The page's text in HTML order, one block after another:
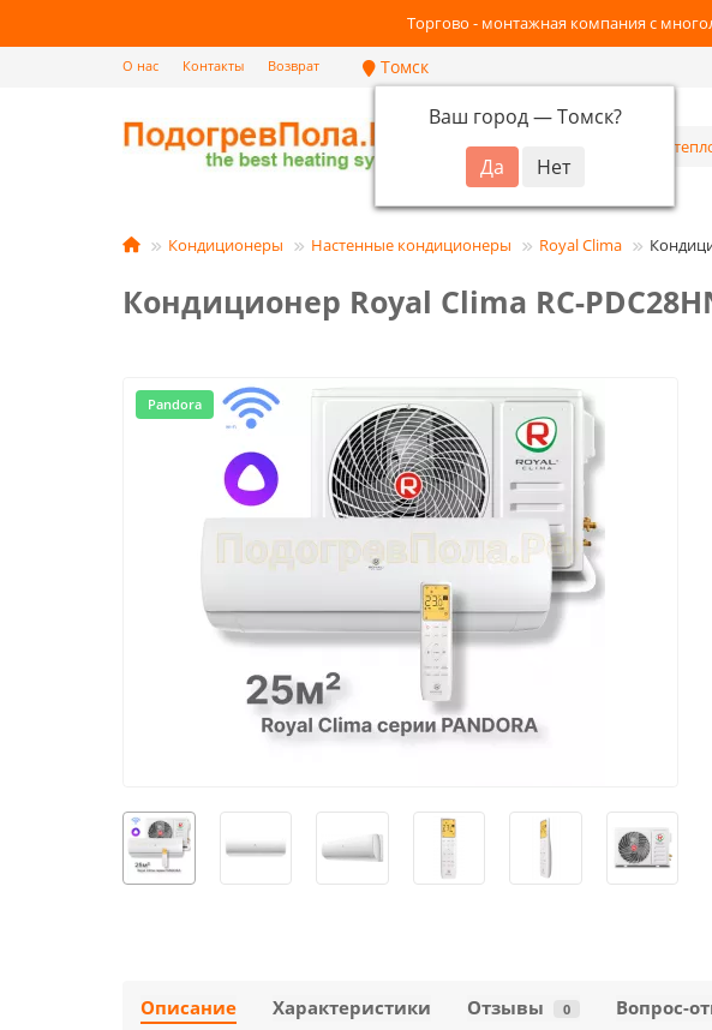
Торгово - монтажная компания с
О нас Контакты Возврат Томск
Ваш город —Томск?
Каталог
Кондиционеры Настенные кондиционеры Royal Clima
Кондиционер Royal Clima RC-
Pandora
Описание Характеристики Отзывы 0 Вопрос-